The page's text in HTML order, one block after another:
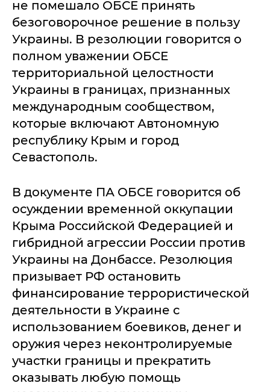
не помешало ОБСЕ принять
безоговорочное решение в пользу
Украины. В резолюции говорится о
полном уважении ОБСЕ
территориальной целостности
Украины в границах, признанных
международным сообществом,
которые включают Автономную
республику Крым и город
Севастополь.
В документе ПА ОБСЕ говорится об
осуждении временной оккупации
Крыма Российской Федерацией и
гибридной агрессии России против
Украины на Донбассе. Резолюция
призывает РФ остановить
финансирование террористической
деятельности в Украине с
использованием боевиков, денег и
оружия через неконтролируемые
участки границы и прекратить
оказывать любую помощь